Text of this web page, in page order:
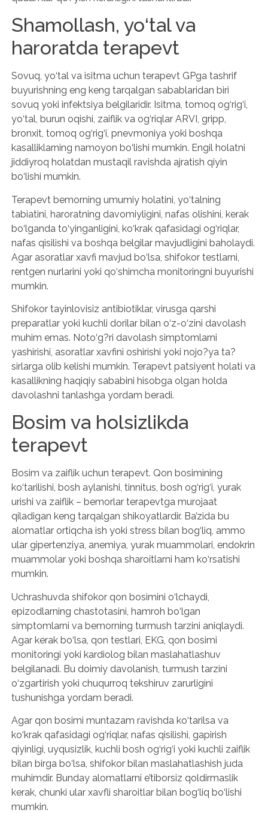
Shamollash, yo‘tal va
haroratda terapevt
Sovuq, yo‘tal va isitma uchun terapevt GPga tashrif
buyurishning eng keng tarqalgan sabablaridan biri
sovuq yoki infektsiya belgilaridir. Isitma, tomoq og‘rig‘i,
yo‘tal, burun oqishi, zaiflik va og‘riqlar ARVI, gripp,
bronxit, tomoq og‘rig‘i, pnevmoniya yoki boshqa
kasalliklarning namoyon bo‘lishi mumkin. Engil holatni
jiddiyroq holatdan mustaqil ravishda ajratish qiyin
bo‘lishi mumkin.
Terapevt bemorning umumiy holatini, yo‘talning
tabiatini, haroratning davomiyligini, nafas olishini, kerak
bo‘lganda to‘yinganligini, ko‘krak qafasidagi og‘riqlar,
nafas qisilishi va boshqa belgilar mavjudligini baholaydi.
Agar asoratlar xavfi mavjud bo‘lsa, shifokor testlarni,
rentgen nurlarini yoki qo‘shimcha monitoringni buyurishi
mumkin.
Shifokor tayinlovisiz antibiotiklar, virusga qarshi
preparatlar yoki kuchli dorilar bilan o‘z-o‘zini davolash
muhim emas. Noto‘g?ri davolash simptomlarni
yashirishi, asoratlar xavfini oshirishi yoki nojo?ya ta?
sirlarga olib kelishi mumkin. Terapevt patsiyent holati va
kasallikning haqiqiy sababini hisobga olgan holda
davolashni tanlashga yordam beradi.
Bosim va holsizlikda
terapevt
Bosim va zaiflik uchun terapevt. Qon bosimining
ko‘tarilishi, bosh aylanishi, tinnitus, bosh og‘rig‘i, yurak
urishi va zaiflik – bemorlar terapevtga murojaat
qiladigan keng tarqalgan shikoyatlardir. Ba’zida bu
alomatlar ortiqcha ish yoki stress bilan bog‘liq, ammo
ular gipertenziya, anemiya, yurak muammolari, endokrin
muammolar yoki boshqa sharoitlarni ham ko‘rsatishi
mumkin.
Uchrashuvda shifokor qon bosimini o‘lchaydi,
epizodlarning chastotasini, hamroh bo‘lgan
simptomlarni va bemorning turmush tarzini aniqlaydi.
Agar kerak bo‘lsa, qon testlari, EKG, qon bosimi
monitoringi yoki kardiolog bilan maslahatlashuv
belgilanadi. Bu doimiy davolanish, turmush tarzini
o‘zgartirish yoki chuqurroq tekshiruv zarurligini
tushunishga yordam beradi.
Agar qon bosimi muntazam ravishda ko‘tarilsa va
ko‘krak qafasidagi og‘riqlar, nafas qisilishi, gapirish
qiyinligi, uyqusizlik, kuchli bosh og‘rig‘i yoki kuchli zaiflik
bilan birga bo‘lsa, shifokor bilan maslahatlashish juda
muhimdir. Bunday alomatlarni e’tiborsiz qoldirmaslik
kerak, chunki ular xavfli sharoitlar bilan bog‘liq bo‘lishi
mumkin.